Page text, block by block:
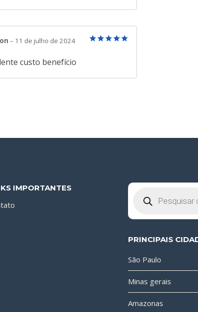
– 11 de julho de 2024
custo benefício
IMPORTANTES
produtos
PRINCIPAIS
São Paulo
Minas gerais
Amazonas